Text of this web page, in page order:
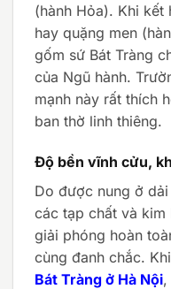
(hành Hỏa). Khi
hay quặng men
gốm sứ Bát Tràng
của Ngũ hành.
mạnh này rất thích
ban thờ linh thiêng.
Độ bền vĩnh cửu,
Do được nung ở
các tạp chất và
giải phóng hoàn
cùng đanh chắc.
Bát Tràng ở Hà Nội,